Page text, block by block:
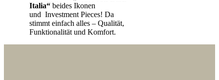
Italia“ beides Ikonen
und Investment Pieces! Da
stimmt einfach alles – Qualität,
Funktionalität und Komfort.